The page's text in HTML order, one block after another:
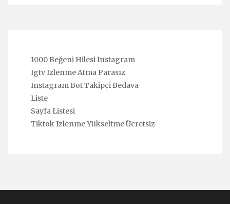
1000 Beğeni Hilesi Instagram
Igtv Izlenme Atma Parasız
Instagram Bot Takipçi Bedava
Liste
Sayfa Listesi
Tiktok Izlenme Yükseltme Ücretsiz